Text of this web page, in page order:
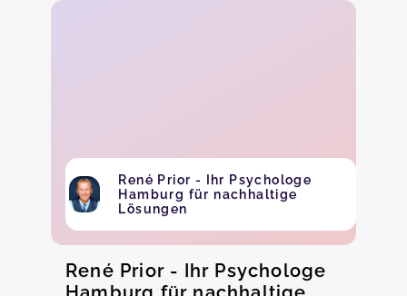
René Prior - Ihr Psychologe
Hamburg für nachhaltige
Lösungen
René Prior - Ihr Psychologe